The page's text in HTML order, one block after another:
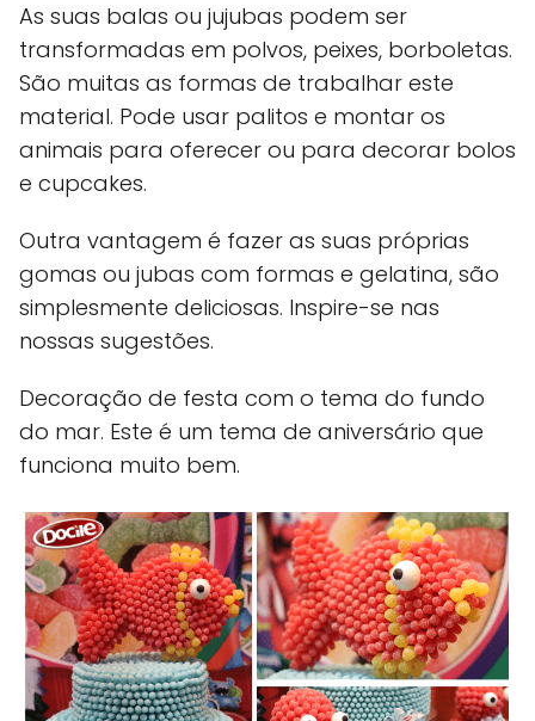
As suas balas ou jujubas podem ser
transformadas em polvos, peixes, borboletas.
São muitas as formas de trabalhar este
material. Pode usar palitos e montar os
animais para oferecer ou para decorar bolos
e cupcakes.
Outra vantagem é fazer as suas próprias
gomas ou jubas com formas e gelatina, são
simplesmente deliciosas. Inspire-se nas
nossas sugestões.
Decoração de festa com o tema do fundo
do mar. Este é um tema de aniversário que
funciona muito bem.